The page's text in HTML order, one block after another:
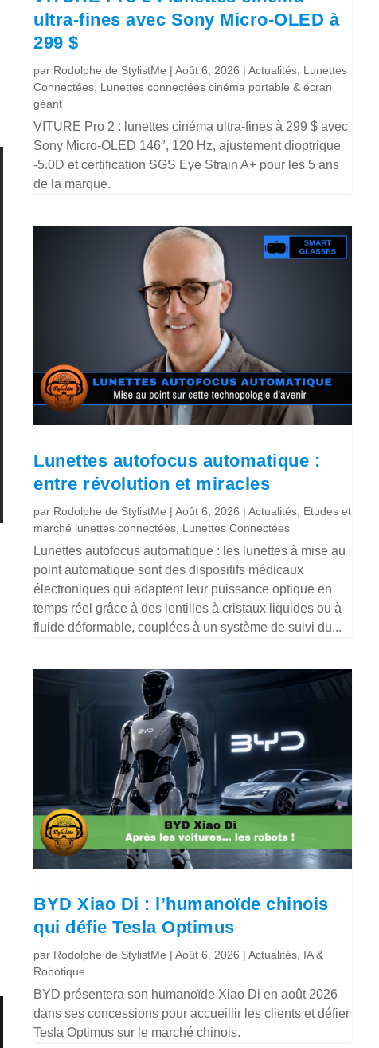
ultra-fines avec Sony Micro-OLED à
299 $
par Rodolphe de StylistMe |Août 6, 2026 |Actualités Lunettes
Connectées Lunettes connectées cinéma portable & écran
géant
VITURE Pro 2 : lunettes cinéma ultra-fines à 299 $ avec
Sony Micro-OLED 146″, 120 Hz, ajustement dioptrique
-5.0D et certification SGS Eye Strain A+ pour les 5 ans
de la marque.
Lunettes autofocus automatique :
entre révolution et miracles
par Rodolphe de StylistMe |Août 6, 2026 |Actualités Etudes et
marché lunettes connectées Lunettes Connectées
Lunettes autofocus automatique : les lunettes à mise au
point automatique sont des dispositifs médicaux
électroniques qui adaptent leur puissance optique en
temps réel grâce à des lentilles à cristaux liquides ou à
fluide déformable, couplées à un système de suivi du...
BYD Xiao Di : l’humanoïde chinois
qui défie Tesla Optimus
par Rodolphe de StylistMe |Août 6, 2026 |Actualités IA &
Robotique
BYD présentera son humanoïde Xiao Di en août 2026
dans ses concessions pour accueillir les clients et défier
Tesla Optimus sur le marché chinois.